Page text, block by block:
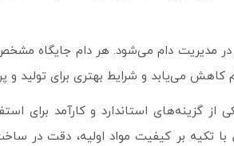
مدیریت دام می‌شود. هر دام جایگاه
می‌یابد و شرایط بهتری برای تولید و
مجموع، فری استال لوله 2 اینچ (لوله6) 200 یکی از
تکیه بر کیفیت مواد اولیه، دقت در